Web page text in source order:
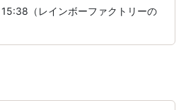
（レインボーファクトリーの